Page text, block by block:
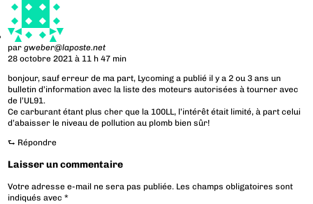
pargweber@laposte.net
28 octobre 2021 à 11 h 47 min
bonjour, sauf erreur de ma part, Lycoming a publié il y a 2 ou 3 ans un
bulletin d’information avec la liste des moteurs autorisées à tourner avec
de l’UL91.
Ce carburant étant plus cher que la 100LL, l’intérêt était limité, à part celui
d’abaisser le niveau de pollution au plomb bien sûr!
⮑ Répondre
Laisser un commentaire
Votre adresse e-mail ne sera pas publiée. Les champs obligatoires sont
indiqués avec*